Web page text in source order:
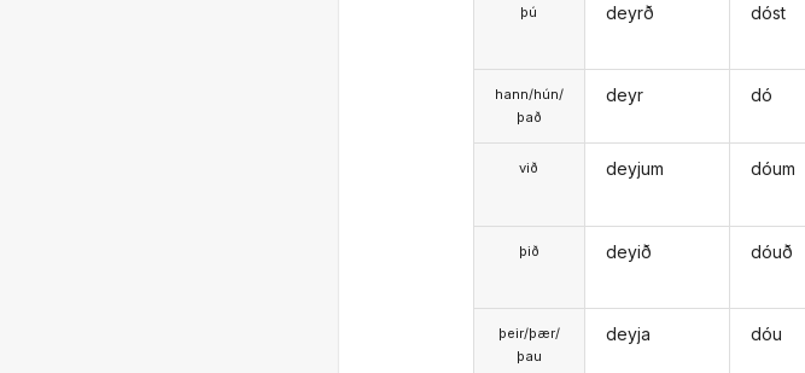
þú
hann/hún/
það
við
þið
þeir/þær/
þau
deyrð
deyr
deyjum
deyið
deyja
dóst
dó
dóum
dóuð
dóu